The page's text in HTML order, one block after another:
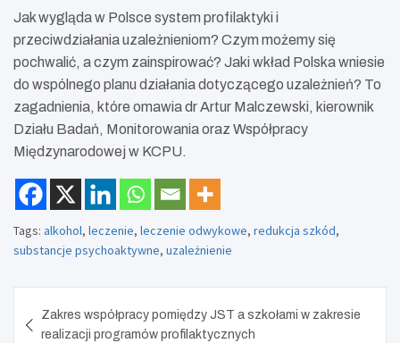
l
y
u
t
t
g
e
u
Jak wygląda w Polsce system profilaktyki i
przeciwdziałania uzależnieniom? Czym możemy się
pochwalić, a czym zainspirować? Jaki wkład Polska wniesie
do wspólnego planu działania dotyczącego uzależnień? To
zagadnienia, które omawia dr Artur Malczewski, kierownik
Działu Badań, Monitorowania oraz Współpracy
Międzynarodowej w KCPU.
Tags: alkohol, leczenie, leczenie odwykowe, redukcja szkód,
substancje psychoaktywne, uzależnienie
wpisu
Zakres współpracy pomiędzy JST a szkołami w zakresie
realizacji programów profilaktycznych